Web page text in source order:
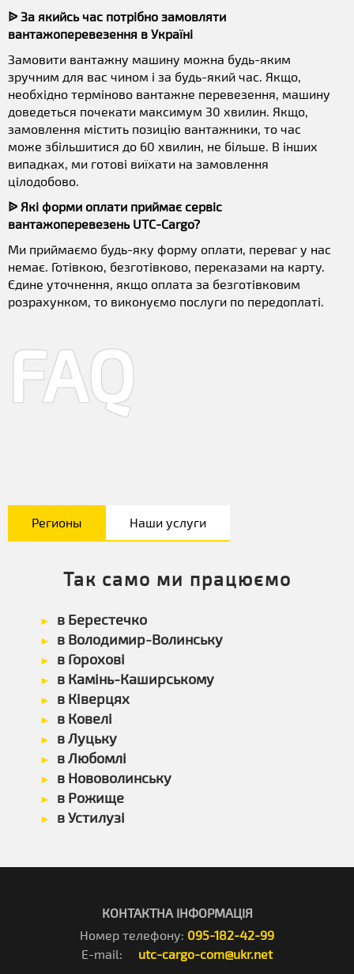
ᐉ За якийсь час потрібно замовляти
вантажоперевезення в Україні
Замовити вантажну машину можна будь-яким
зручним для вас чином і за будь-який час. Якщо,
необхідно терміново вантажне перевезення, машину
доведеться почекати максимум 30 хвилин. Якщо,
замовлення містить позицію вантажники, то час
може збільшитися до 60 хвилин, не більше. В інших
випадках, ми готові виїхати на замовлення
цілодобово.
ᐉ Які форми оплати приймає сервіс
вантажоперевезень UTC-Cargo?
Ми приймаємо будь-яку форму оплати, переваг у нас
немає. Готівкою, безготівково, переказами на карту.
Єдине уточнення, якщо оплата за безготівковим
розрахунком, то виконуємо послуги по передоплаті.
FAQ
Регионы Наши услуги
Так само ми працюємо
в Берестечко
в Володимир-Волинську
в Горохові
в Камінь-Каширському
в Ківерцях
в Ковелі
в Луцьку
в Любомлі
в Нововолинську
в Рожище
в Устилузі
КОНТАКТНА ІНФОРМАЦІЯ
Номер телефону: 095-182-42-99
E-mail: utc-cargo-com@ukr.net